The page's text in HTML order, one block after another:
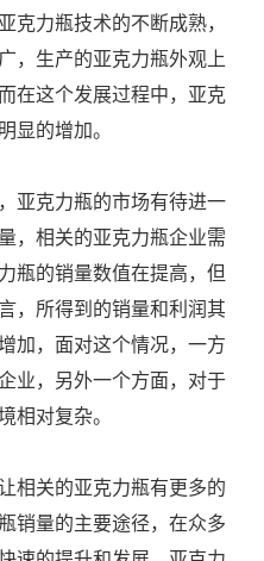
克力瓶技术的不断成熟，
，生产的亚克力瓶外观上
在这个发展过程中，亚克
显的增加。
克力瓶的市场有待进一
，相关的亚克力瓶企业需
瓶的销量数值在提高，但
，所得到的销量和利润其
加，面对这个情况，一方
业，另外一个方面，对于
相对复杂。
关的亚克力瓶有更多的
销量的主要途径，在众多